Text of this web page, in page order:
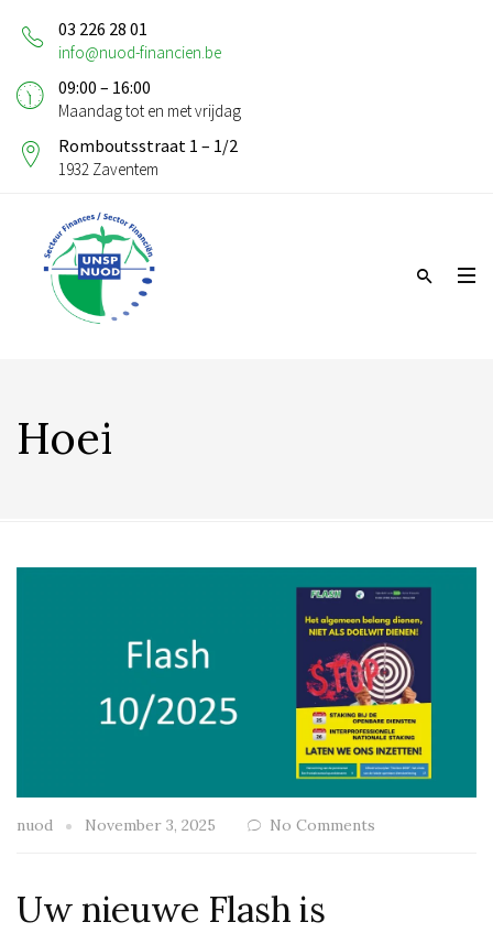
03 226 28 01
info@nuod-financien.be
09:00 – 16:00
Maandag tot en met vrijdag
Romboutsstraat 1 – 1/2
1932 Zaventem
Hoei
nuod November 3, 2025 No Comments
Uw nieuwe Flash is